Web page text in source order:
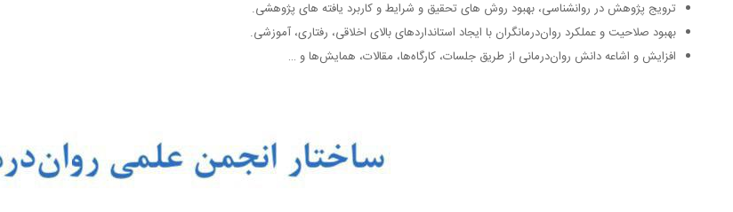
ترویج پژوهش در روانشناسی، بهبود روش های تحقیق و شرایط و کاربرد یافته های پژوهشی.
بهبود صلاحیت و عملکرد روان‌درمانگران با ایجاد استانداردهای بالای اخلاقی، رفتاری، آموزشی.
افزایش و اشاعه دانش روان‌درمانی از طریق جلسات، کارگاه‌ها، مقالات، همایش‌ها و …